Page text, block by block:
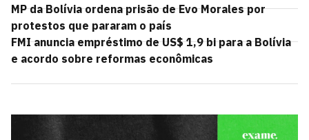
MP da Bolívia ordena prisão de Evo Morales por
protestos que pararam o país
FMI anuncia empréstimo de US$ 1,9 bi para a Bolívia
e acordo sobre reformas econômicas